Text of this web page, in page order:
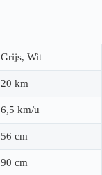
Grijs, Wit
20 km
6,5 km/u
56 cm
90 cm